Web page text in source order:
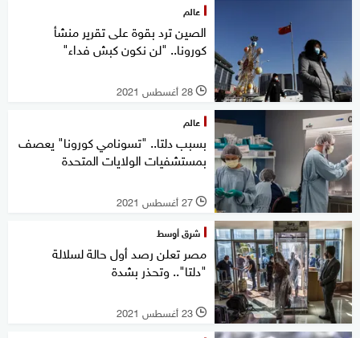
عالم
الصين ترد بقوة على تقرير منشأ
كورونا.. "لن نكون كبش فداء"
l 28 أغسطس 2021
عالم
بسبب دلتا.. "تسونامي كورونا" يعصف
بمستشفيات الولايات المتحدة
l 27 أغسطس 2021
شرق أوسط
مصر تعلن رصد أول حالة لسلالة
"دلتا".. وتحذر بشدة
l 23 أغسطس 2021